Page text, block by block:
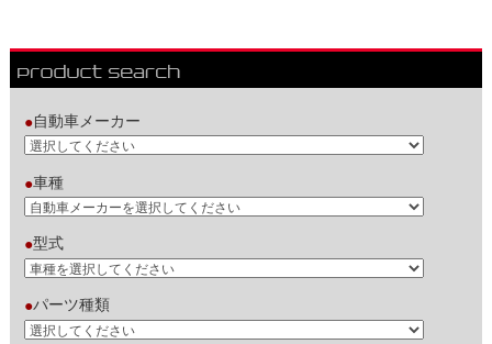
●自動車メーカー
●車種
●型式
●パーツ種類